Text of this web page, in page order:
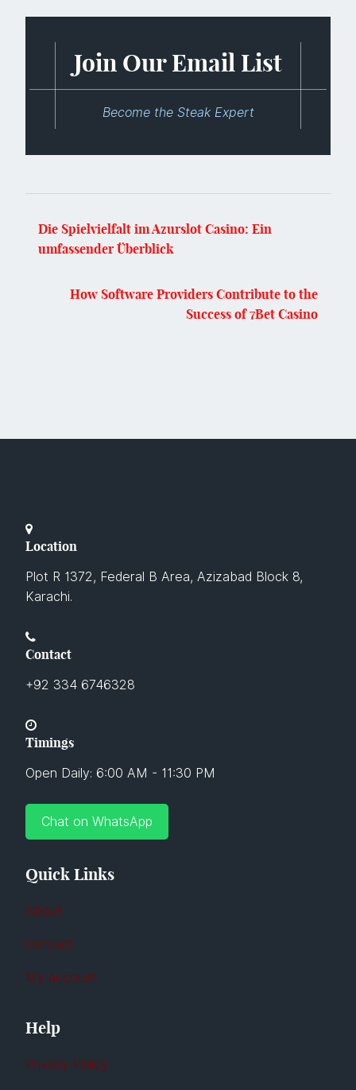
Join Our Email List
Become the Steak Expert
Die Spielvielfalt im Azurslot Casino: Ein
umfassender Überblick
How Software Providers Contribute to the
Success of 7Bet Casino
Location
Plot R 1372, Federal B Area, Azizabad Block 8,
Karachi.
Contact
+92 334 6746328
Timings
Open Daily: 6:00 AM - 11:30 PM
Chat on WhatsApp
Quick Links
About
Contact
My account
Help
Privacy Policy